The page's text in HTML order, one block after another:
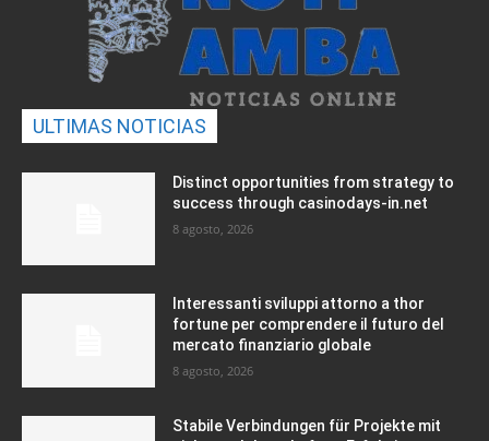
ULTIMAS NOTICIAS
Distinct opportunities from strategy to
success through casinodays-in.net
8 agosto, 2026
Interessanti sviluppi attorno a thor
fortune per comprendere il futuro del
mercato finanziario globale
8 agosto, 2026
Stabile Verbindungen für Projekte mit